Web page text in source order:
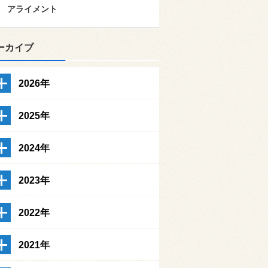
アライメント
カイブ
2026年
2025年
2024年
2023年
2022年
2021年